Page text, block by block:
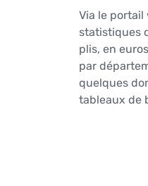
Via le portail
statistiques
plis, en
par
quelques
tableaux de